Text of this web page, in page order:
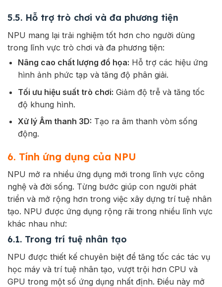
5.5. Hỗ trợ trò chơi và đa phương tiện
NPU mang lại trải nghiệm tốt hơn cho người dùng
trong lĩnh vực trò chơi và đa phương tiện:
Nâng cao chất lượng đồ họa: Hỗ trợ các hiệu ứng
hình ảnh phức tạp và tăng độ phân giải.
Tối ưu hiệu suất trò chơi: Giảm độ trễ và tăng tốc
độ khung hình.
Xử lý Âm thanh 3D: Tạo ra âm thanh vòm sống
động.
6. Tính ứng dụng của NPU
NPU mở ra nhiều ứng dụng mới trong lĩnh vực công
nghệ và đời sống. Từng bước giúp con người phát
triển và mở rộng hơn trong việc xây dựng trí tuệ nhân
tạo. NPU được ứng dụng rộng rãi trong nhiều lĩnh vực
khác nhau như:
6.1. Trong trí tuệ nhân tạo
NPU được thiết kế chuyên biệt để tăng tốc các tác vụ
học máy và trí tuệ nhân tạo, vượt trội hơn CPU và
GPU trong một số ứng dụng nhất định. Điều này mở